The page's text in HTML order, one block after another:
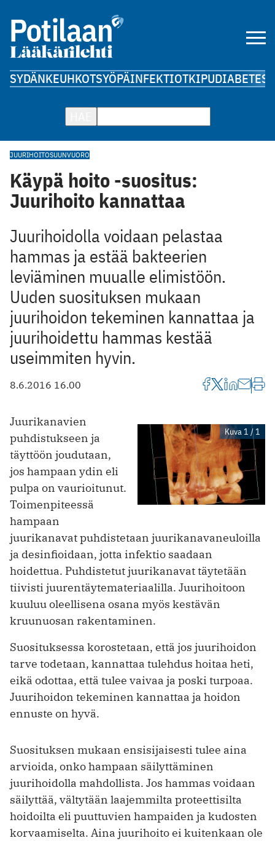
SYDÄNKEUHKOTSYÖPÄINFEKTIOTKIPUDIABETES
JUURIHOITOSUUNVUORO
Käypä hoito -suositus:
Juurihoito kannattaa
Juurihoidolla voidaan pelastaa
hammas ja estää bakteerien
leviäminen muualle elimistöön.
Uuden suosituksen mukaan
juurihoidon tekeminen kannattaa ja
juurihoidettu hammas kestää
useimmiten hyvin.
8.6.2016 16.00
Kuva 1 / 1
Juurikanavien
puhdistukseen ja
täyttöön joudutaan,
jos hampaan ydin eli
pulpa on vaurioitunut.
Toimenpiteessä
hampaan
juurikanavat puhdistetaan juurikanavaneuloilla
ja desinfioidaan, jotta infektio saadaan
hoidettua. Puhdistetut juurikanavat täytetään
tiivisti juurentäytemateriaalilla. Juurihoitoon
kuuluu oleellisena osana myös kestävän
kruunuosan rakentaminen.
Suosituksessa korostetaan, että jos juurihoidon
tarve todetaan, kannattaa tulehdus hoitaa heti,
eikä odottaa, että tulee vaivaa ja poski turpoaa.
Juurihoidon tekeminen kannattaa ja hoidon
ennuste on hyvä.
Suosituksen mukaan ensisijaisesti tulee aina
arvioida, onko hampaan säilyttäminen
juurihoidolla mahdollista. Jos hammas voidaan
säilyttää, vältytään laajemmilta proteettisilta
hoidoilta eli puuttuvien hampaiden ja kudosten
korvaamiselta. Aina juurihoito ei kuitenkaan ole